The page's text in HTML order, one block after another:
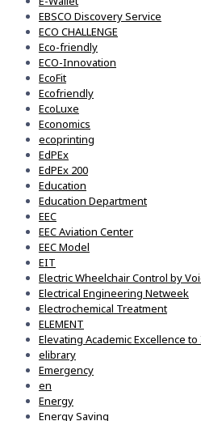
EBSCO Discovery Service
ECO CHALLENGE
Eco-friendly
ECO-Innovation
EcoFit
Ecofriendly
EcoLuxe
Economics
ecoprinting
EdPEx
EdPEx 200
Education
Education Department
EEC
EEC Aviation Center
EEC Model
EIT
Electric Wheelchair Control by
Electrical Engineering Netweek
Electrochemical Treatment
ELEMENT
Elevating Academic Excellence
elibrary
Emergency
en
Energy
Energy Saving